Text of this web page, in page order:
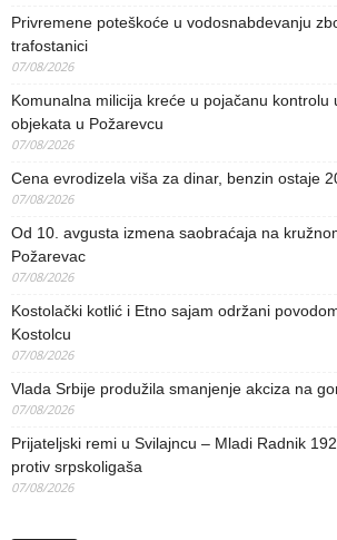
Privremene poteškoće u vodosnabdevanju
trafostanici
07/08/2026
Komunalna milicija kreće u pojačanu kontrolu
objekata u Požarevcu
07/08/2026
Cena evrodizela viša za dinar, benzin ostaje
07/08/2026
Od 10. avgusta izmena saobraćaja na
Požarevac
07/08/2026
Kostolački kotlić i Etno sajam održani
Kostolcu
07/08/2026
Vlada Srbije produžila smanjenje akciza na
07/08/2026
Prijateljski remi u Svilajncu – Mladi Radnik
protiv srpskoligaša
07/08/2026